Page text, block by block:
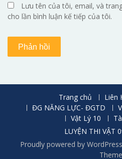
Lưu tên của tôi, email, và
cho lần bình luận kế tiếp của tôi.
Trang chủ Liên
ĐG NĂNG LỰC- ĐGTD
Vật Lý 10
LUYỆN THI VẬT
Proudly powered by WordPress